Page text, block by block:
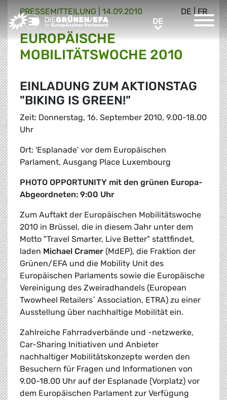
Greens/EFA Home DEDE
DE FR
PRESSE­MITTEILUNG 14.09.2010
EUROPÄISCHE
MOBILITÄTSWOCHE 2010
EINLADUNG ZUM AKTIONSTAG
"BIKING IS GREEN!"
Zeit: Donnerstag, 16. September 2010, 9.00-18.00
Uhr
Ort: 'Esplanade' vor dem Europäischen
Parlament, Ausgang Place Luxembourg
PHOTO OPPORTUNITY mit den grünen Europa-
Abgeordneten: 9:00 Uhr
Zum Auftakt der Europäischen Mobilitätswoche
2010 in Brüssel, die in diesem Jahr unter dem
Motto "Travel Smarter, Live Better" stattfindet,
laden Michael Cramer (MdEP), die Fraktion der
Grünen/EFA und die Mobility Unit des
Europäischen Parlaments sowie die Europäische
Vereinigung des Zweiradhandels (European
Twowheel Retailers´ Association, ETRA) zu einer
Ausstellung über nachhaltige Mobilität ein.
Zahlreiche Fahrradverbände und -netzwerke,
Car-Sharing Initiativen und Anbieter
nachhaltiger Mobilitätskonzepte werden den
Besuchern für Fragen und Informationen von
9.00-18.00 Uhr auf der Esplanade (Vorplatz) vor
dem Europäischen Parlament zur Verfügung